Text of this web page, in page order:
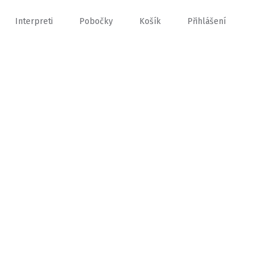
Interpreti Pobočky Košík Přihlášení